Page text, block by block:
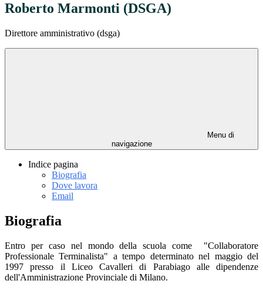
Roberto Marmonti (DSGA)
Direttore amministrativo (dsga)
Menu di
navigazione
Indice pagina
Biografia
Dove lavora
Email
Biografia
Entro per caso nel mondo della scuola come "Collaboratore
Professionale Terminalista" a tempo determinato nel maggio del
1997 presso il Liceo Cavalleri di Parabiago alle dipendenze
dell'Amministrazione Provinciale di Milano.